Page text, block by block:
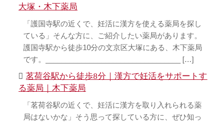
大塚・木下薬局
「護国寺駅の近くで、妊活に漢方を使える薬局を探し
ている」そんな方に、ご紹介したい薬局があります。
護国寺駅から徒歩10分の文京区大塚にある、木下薬局
です。__________________________________ […]
茗荷谷駅から徒歩8分｜漢方で妊活をサポートす
る薬局｜木下薬局
「茗荷谷駅の近くで、妊活に漢方を取り入れられる薬
局はないかな」そう思って探している方に、ぜひ知っ